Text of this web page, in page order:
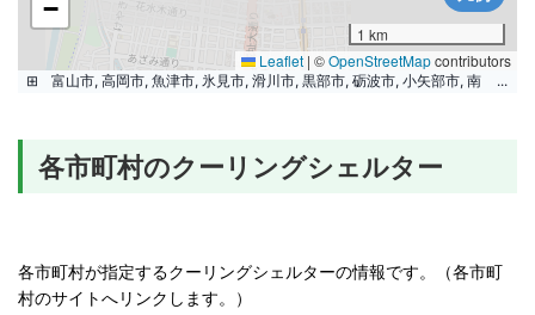
各市町村のクーリングシェルター
各市町村が指定するクーリングシェルターの情報です。（各市町
村のサイトへリンクします。）